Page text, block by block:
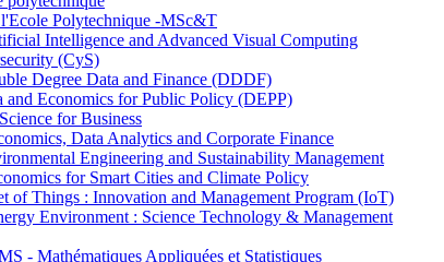
Polytechnique -MSc&T
Intelligence and Advanced Visual Computing
(CyS)
Degree Data and Finance (DDDF)
Economics for Public Policy (DEPP)
for Business
Data Analytics and Corporate Finance
Engineering and Sustainability Management
for Smart Cities and Climate Policy
of Things : Innovation and Management Program (IoT)
Environment : Science Technology & Management
- Mathématiques Appliquées et Statistiques